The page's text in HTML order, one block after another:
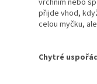
vrchním nebo
přijde vhod,
celou myčku,
Chytré